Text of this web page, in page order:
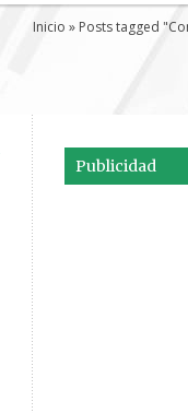
Inicio » Posts tagged
Publicidad